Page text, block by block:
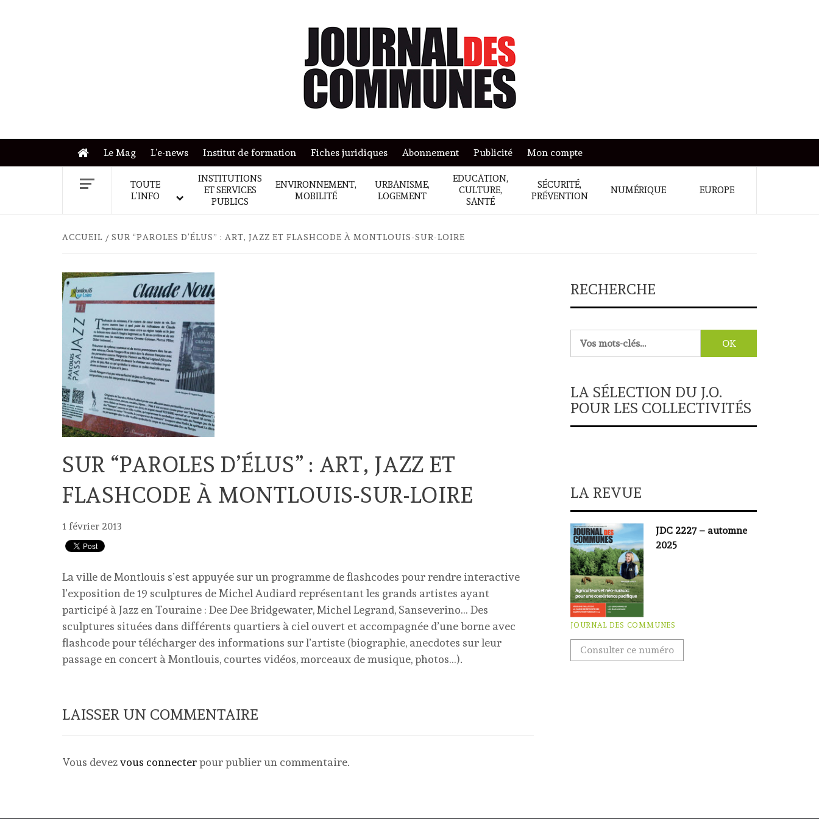
Le Mag L’e-news Institut de formation Fiches juridiques Abonnement Publicité Mon compte
TOUTE
L’INFO
INSTITUTIONS
ET SERVICES
PUBLICS
ENVIRONNEMENT,
MOBILITÉ
URBANISME,
LOGEMENT
EDUCATION,
CULTURE,
SANTÉ
SÉCURITÉ,
PRÉVENTION
NUMÉRIQUE EUROPE
ACCUEIL SUR “PAROLES D’ÉLUS” : ART, JAZZ ET FLASHCODE À MONTLOUIS-SUR-LOIRE
SUR “PAROLES D’ÉLUS” : ART, JAZZ ET
FLASHCODE À MONTLOUIS-SUR-LOIRE
1 février 2013
La ville de Montlouis s’est appuyée sur un programme de flashcodes pour rendre interactive
l’exposition de 19 sculptures de Michel Audiard représentant les grands artistes ayant
participé à Jazz en Touraine : Dee Dee Bridgewater, Michel Legrand, Sanseverino… Des
sculptures situées dans différents quartiers à ciel ouvert et accompagnée d’une borne avec
flashcode pour télécharger des informations sur l’artiste (biographie, anecdotes sur leur
passage en concert à Montlouis, courtes vidéos, morceaux de musique, photos…).
LAISSER UN COMMENTAIRE
Vous devezvous connecterpour publier un commentaire.
RECHERCHE
LA SÉLECTION DU J.O.
POUR LES COLLECTIVITÉS
LA REVUE
JDC 2227 – automne
2025
JOURNAL DES COMMUNES
Consulter ce numéro